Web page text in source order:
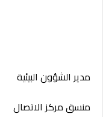
مدير الشؤون البيئية
منسق مركز الاتصال